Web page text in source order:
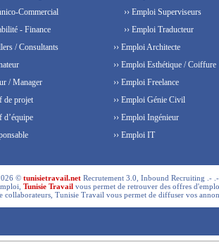
Commercial
- Finance
/ Consultants
/ Manager
de projet
d’équipe
›› Emploi Superviseurs
›› Emploi Traducteur
›› Emploi Architecte
›› Emploi Esthétique / Coiffure
›› Emploi Freelance
›› Emploi Génie Civil
›› Emploi Ingénieur
›› Emploi IT
©tunisietravail.net Recrutement 3.0, Inbound Recruiting .-
Tunisie Travail vous permet de retrouver des offres
collaborateurs, Tunisie Travail vous permet de diffuser vos